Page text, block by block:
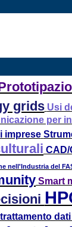
grids Usi
per
imprese
CAD/
nell'Industria del
Smart
trattamento dati